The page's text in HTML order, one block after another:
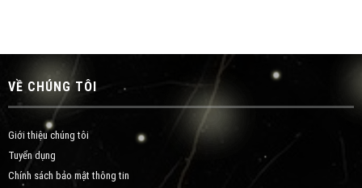
VỀ CHÚNG TÔI
Giới thiệu chúng tôi
Tuyển dụng
Chính sách bảo mật thông tin